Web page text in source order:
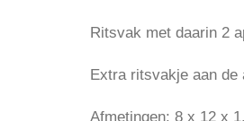
Ritsvak met daarin 2
Extra ritsvakje aan de
Afmetingen: 8 x 12 x